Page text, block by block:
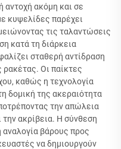
αντοχή ακόμη και σε
κυψελίδες παρέχει
τις ταλαντώσεις
κατά τη διάρκεια
σταθερή αντίδραση
ρακέτας. Οι παίκτες
καθώς η τεχνολογία
δομική της ακεραιότητα
την απώλεια
ακρίβεια. Η σύνθεση
βάρους προς
να δημιουργούν